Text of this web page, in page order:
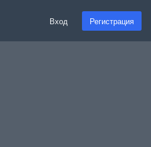
Вход Регистрация